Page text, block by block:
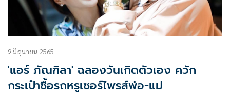
9 มิถุนายน 2565
'แอร์ ภัณฑิลา' ฉลองวันเกิดตัวเอง ควัก
กระเป๋าซื้อรถหรูเซอร์ไพรส์พ่อ-แม่